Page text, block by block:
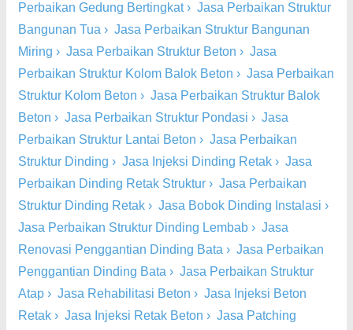
Perbaikan Gedung Bertingkat› Jasa Perbaikan Struktur
Bangunan Tua › Jasa Perbaikan Struktur Bangunan
Miring › Jasa Perbaikan Struktur Beton › Jasa
Perbaikan Struktur Kolom Balok Beton › Jasa Perbaikan
Struktur Kolom Beton › Jasa Perbaikan Struktur Balok
Beton › Jasa Perbaikan Struktur Pondasi › Jasa
Perbaikan Struktur Lantai Beton › Jasa Perbaikan
Struktur Dinding › Jasa Injeksi Dinding Retak › Jasa
Perbaikan Dinding Retak Struktur › Jasa Perbaikan
Struktur Dinding Retak › Jasa Bobok Dinding Instalasi ›
Jasa Perbaikan Struktur Dinding Lembab › Jasa
Renovasi Penggantian Dinding Bata › Jasa Perbaikan
Penggantian Dinding Bata › Jasa Perbaikan Struktur
Atap › Jasa Rehabilitasi Beton › Jasa Injeksi Beton
Retak › Jasa Injeksi Retak Beton › Jasa Patching